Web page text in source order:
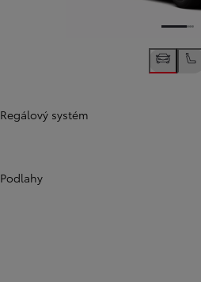
Regálový systém
Podlahy